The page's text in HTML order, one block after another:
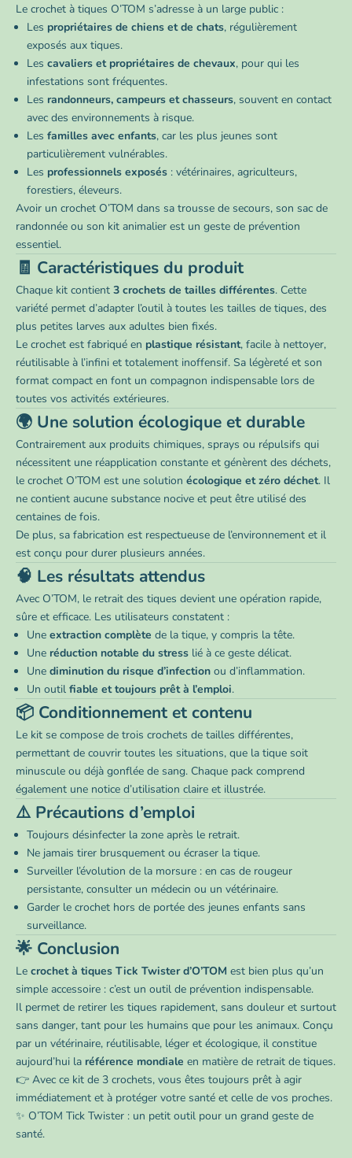
Le crochet à tiques O’TOM s’adresse à un large public :
Les propriétaires de chiens et de chats, régulièrement
exposés aux tiques.
Les cavaliers et propriétaires de chevaux, pour qui les
infestations sont fréquentes.
Les randonneurs, campeurs et chasseurs, souvent en contact
avec des environnements à risque.
Les familles avec enfants, car les plus jeunes sont
particulièrement vulnérables.
Les professionnels exposés : vétérinaires, agriculteurs,
forestiers, éleveurs.
Avoir un crochet O’TOM dans sa trousse de secours, son sac de
randonnée ou son kit animalier est un geste de prévention
essentiel.
🧾 Caractéristiques du produit
Chaque kit contient 3 crochets de tailles différentes. Cette
variété permet d’adapter l’outil à toutes les tailles de tiques, des
plus petites larves aux adultes bien fixés.
Le crochet est fabriqué en plastique résistant, facile à nettoyer,
réutilisable à l’infini et totalement inoffensif. Sa légèreté et son
format compact en font un compagnon indispensable lors de
toutes vos activités extérieures.
🌍 Une solution écologique et durable
Contrairement aux produits chimiques, sprays ou répulsifs qui
nécessitent une réapplication constante et génèrent des déchets,
le crochet O’TOM est une solution écologique et zéro déchet. Il
ne contient aucune substance nocive et peut être utilisé des
centaines de fois.
De plus, sa fabrication est respectueuse de l’environnement et il
est conçu pour durer plusieurs années.
🧠 Les résultats attendus
Avec O’TOM, le retrait des tiques devient une opération rapide,
sûre et efficace. Les utilisateurs constatent :
Une extraction complète de la tique, y compris la tête.
Une réduction notable du stress lié à ce geste délicat.
Une diminution du risque d’infection ou d’inflammation.
Un outil fiable et toujours prêt à l’emploi.
📦 Conditionnement et contenu
Le kit se compose de trois crochets de tailles différentes,
permettant de couvrir toutes les situations, que la tique soit
minuscule ou déjà gonflée de sang. Chaque pack comprend
également une notice d’utilisation claire et illustrée.
⚠️ Précautions d’emploi
Toujours désinfecter la zone après le retrait.
Ne jamais tirer brusquement ou écraser la tique.
Surveiller l’évolution de la morsure : en cas de rougeur
persistante, consulter un médecin ou un vétérinaire.
Garder le crochet hors de portée des jeunes enfants sans
surveillance.
🌟 Conclusion
Le crochet à tiques Tick Twister d’O’TOM est bien plus qu’un
simple accessoire : c’est un outil de prévention indispensable.
Il permet de retirer les tiques rapidement, sans douleur et surtout
sans danger, tant pour les humains que pour les animaux. Conçu
par un vétérinaire, réutilisable, léger et écologique, il constitue
aujourd’hui la référence mondiale en matière de retrait de tiques.
👉 Avec ce kit de 3 crochets, vous êtes toujours prêt à agir
immédiatement et à protéger votre santé et celle de vos proches.
✨ O’TOM Tick Twister : un petit outil pour un grand geste de
santé.